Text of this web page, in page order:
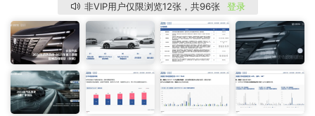
非VIP用户仅限浏览12张，共96张 登录